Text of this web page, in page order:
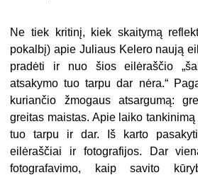
Ne tiek kritinį, kiek skaitymą
pokalbį) apie Juliaus Kelero naują
pradėti ir nuo šios eilėraščio
atsakymo tuo tarpu dar nėra.“
kuriančio žmogaus atsargumą:
greitas maistas. Apie laiko
tuo tarpu ir dar. Iš karto
eilėraščiai ir fotografijos. Dar
fotografavimo, kaip savito